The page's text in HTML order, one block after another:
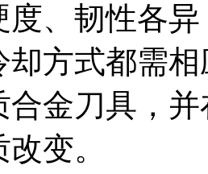
度、韧性各
却方式都需
合金刀具，
变。